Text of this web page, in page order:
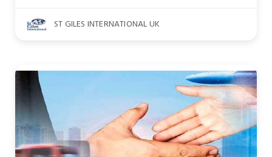
ST GILES INTERNATIONAL UK